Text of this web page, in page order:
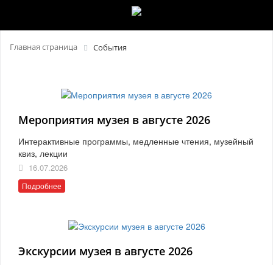
Главная страница События
Мероприятия музея в августе 2026
Интерактивные программы, медленные чтения, музейный
квиз, лекции
16.07.2026
Подробнее
Экскурсии музея в августе 2026